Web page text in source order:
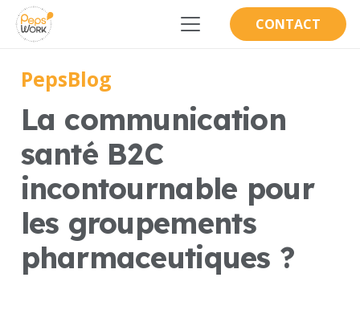
CONTACT
PepsBlog
La communication
santé B2C
incontournable pour
les groupements
pharmaceutiques ?